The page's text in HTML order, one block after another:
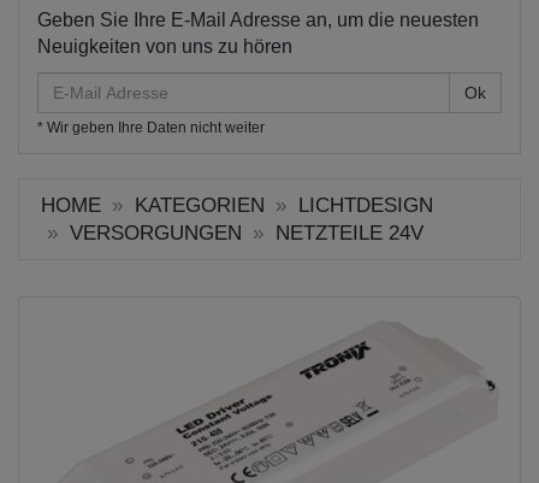
Geben Sie Ihre E-Mail Adresse an, um die neuesten
Neuigkeiten von uns zu hören
Mail
Adresse
* Wir geben Ihre Daten nicht weiter
HOME KATEGORIEN
LICHTDESIGN
VERSORGUNGEN
NETZTEILE 24V